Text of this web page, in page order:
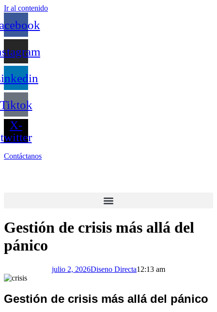
Ir al contenido
Tiktok
X-
twitter
Contáctanos
Gestión de crisis más allá del
pánico
julio 2, 2026Diseno Directa12:13 am
Gestión de crisis más allá del pánico